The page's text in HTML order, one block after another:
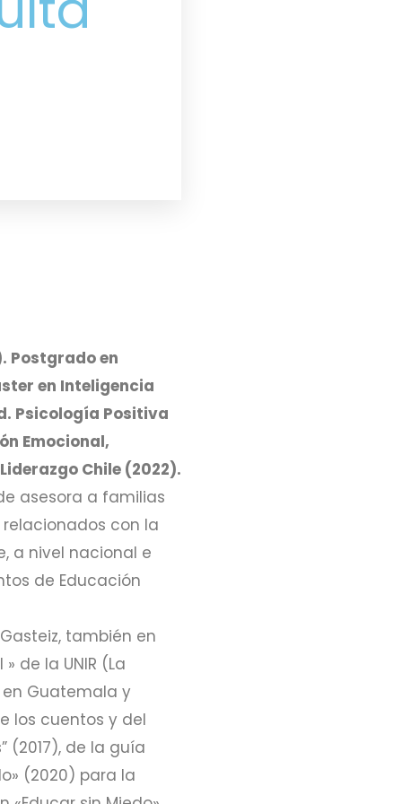
Postgrado en
en Inteligencia
Psicología Positiva
Emocional,
Chile (2022).
asesora a familias
con la
a nivel nacional e
de Educación
también en
de la UNIR (La
Guatemala y
los cuentos y del
(2017), de la guía
(2020) para la